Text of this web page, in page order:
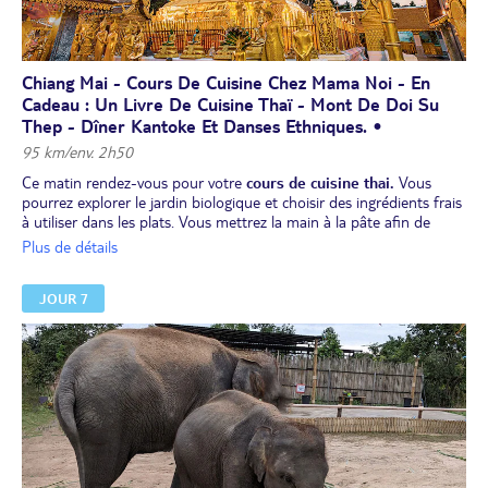
Chiang Mai - Cours De Cuisine Chez Mama Noi - En
Cadeau : Un Livre De Cuisine Thaï - Mont De Doi Su
Thep - Dîner Kantoke Et Danses Ethniques. •
95 km/env. 2h50
Ce matin rendez-vous pour votre cours de cuisine thai. Vous
pourrez explorer le jardin biologique et choisir des ingrédients frais
à utiliser dans les plats. Vous mettrez la main à la pâte afin de
concocter un plat classique ! Vous recevrez un petit livre de cuisine
Déjeuner des recettes cuisinées.
Visite d'un village d’artisans qui vous donnera l’occasion de faire
quelques achats (laque, soie, bijoux et ombrelles).
route vers lemont Doi Su theppar une très belle route traversant
une forêt tropicale dense. Visite du temple Phrathat Doi Suthep, le
plus sacré de tout le nord du pays. Votre guide vous en racontera
son histoire, notamment l’épisode de l’éléphant blanc. Vous
pourrez admirer son impressionnant "chedi", et ses magnifiques
peintures murales.
Dîner despécialités « kantoke » et spectacle de danses
ethniques.
Plus de détails
JOUR 7